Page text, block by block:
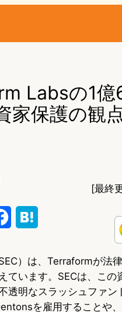
Labsの1
家保護の観
[最終
c
e
b
t
e
n
）は、Terraformが法
ています。SECは、こ
透明なスラッシュファ
を雇用することや